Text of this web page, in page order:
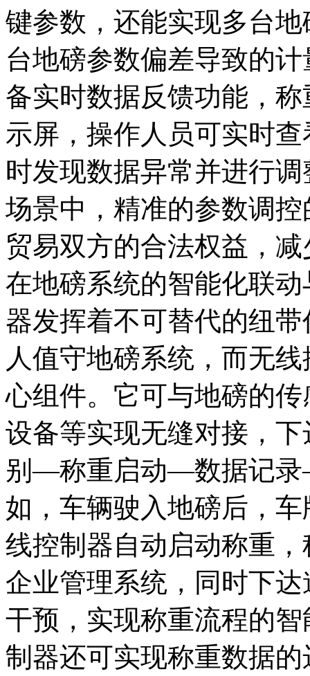
键参数，还能实现多台
台地磅参数偏差导致的
备实时数据反馈功能，
示屏，操作人员可实时
时发现数据异常并进行
场景中，精准的参数调
贸易双方的合法权益，
在地磅系统的智能化联
器发挥着不可替代的纽
人值守地磅系统，而无
心组件。它可与地磅的
设备等实现无缝对接，
别—称重启动—数据记录
如，车辆驶入地磅后，
线控制器自动启动称重
企业管理系统，同时下
干预，实现称重流程的
制器还可实现称重数据